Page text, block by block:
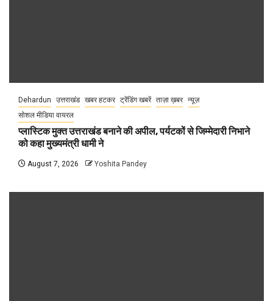
Dehardun उत्तराखंड खबर हटकर ट्रेंडिंग खबरें ताज़ा ख़बर न्यूज़
सोशल मीडिया वायरल
प्लास्टिक मुक्त उत्तराखंड बनाने की अपील, पर्यटकों से जिम्मेदारी निभाने
को कहा मुख्यमंत्री धामी ने
August 7, 2026 Yoshita Pandey